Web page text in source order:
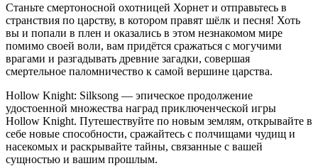
Станьте смертоносной охотницей Хорнет и отправьтесь в
странствия по царству, в котором правят шёлк и песня! Хоть
вы и попали в плен и оказались в этом незнакомом мире
помимо своей воли, вам придётся сражаться с могучими
врагами и разгадывать древние загадки, совершая
смертельное паломничество к самой вершине царства.
Hollow Knight: Silksong — эпическое продолжение
удостоенной множества наград приключенческой игры
Hollow Knight. Путешествуйте по новым землям, открывайте в
себе новые способности, сражайтесь с полчищами чудищ и
насекомых и раскрывайте тайны, связанные с вашей
сущностью и вашим прошлым.